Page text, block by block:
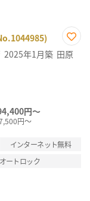
お気
に入
2025年1月築 田原
円～
円～
インターネット無料
オートロック